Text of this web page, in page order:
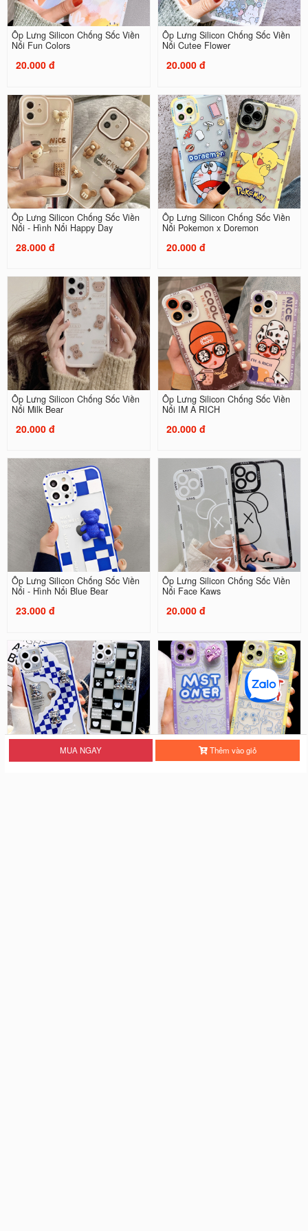
MUA NGAY Thêm vào giỏ
Ốp Lưng Silicon Chống Sốc Viền
Nổi Fun Colors
20.000 đ
Ốp Lưng Silicon Chống Sốc Viền
Nổi Cutee Flower
20.000 đ
Ốp Lưng Silicon Chống Sốc Viền
Nổi - Hình Nổi Happy Day
28.000 đ
Ốp Lưng Silicon Chống Sốc Viền
Nổi Pokemon x Doremon
20.000 đ
Ốp Lưng Silicon Chống Sốc Viền
Nổi Milk Bear
20.000 đ
Ốp Lưng Silicon Chống Sốc Viền
Nổi IM A RICH
20.000 đ
Ốp Lưng Silicon Chống Sốc Viền
Nổi - Hình Nổi Blue Bear
23.000 đ
Ốp Lưng Silicon Chống Sốc Viền
Nổi Face Kaws
20.000 đ
Ốp Lưng Silicon Chống Sốc Viền
Ốp Lưng Silicon Chống Sốc Viền